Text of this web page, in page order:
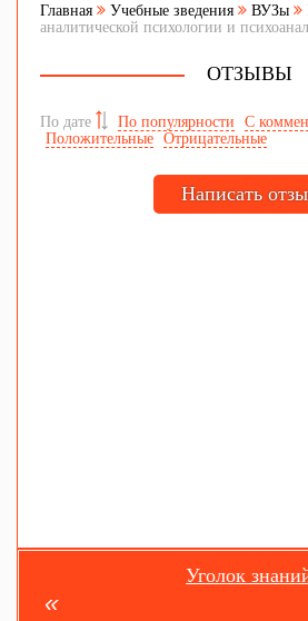
Главная Учебные зведения ВУЗы
аналитической психологии и
ОТЗЫВЫ
По дате По популярности
С
Положительные Отрицательные
Написать
Уголок